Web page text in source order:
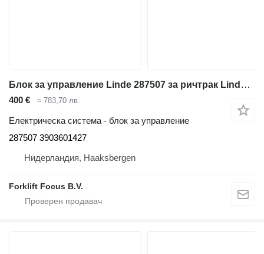
Блок за управление Linde 287507 за ричтрак Linde R14X-R17X / R17XHD, Series 116
400 € ≈ 783,70 лв.
Електрическа система - блок за управление
287507 3903601427
Нидерландия, Haaksbergen
Forklift Focus B.V.